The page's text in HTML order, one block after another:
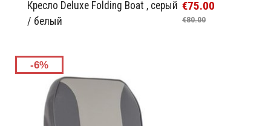
Кресло Deluxe Folding Boat , серый
/ белый
€75.00
€80.00
-6%